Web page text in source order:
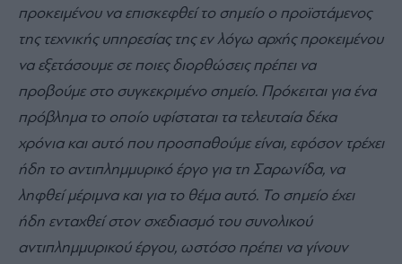
προκειμένου να επισκεφθεί το σημείο ο προϊστάμενος
της τεχνικής υπηρεσίας της εν λόγω αρχής προκειμένου
να εξετάσουμε σε ποιες διορθώσεις πρέπει να
προβούμε στο συγκεκριμένο σημείο. Πρόκειται για ένα
πρόβλημα το οποίο υφίσταται τα τελευταία δέκα
χρόνια και αυτό που προσπαθούμε είναι, εφόσον τρέχει
ήδη το αντιπλημμυρικό έργο για τη Σαρωνίδα, να
ληφθεί μέριμνα και για το θέμα αυτό. Το σημείο έχει
ήδη ενταχθεί στον σχεδιασμό του συνολικού
αντιπλημμυρικού έργου, ωστόσο πρέπει να γίνουν